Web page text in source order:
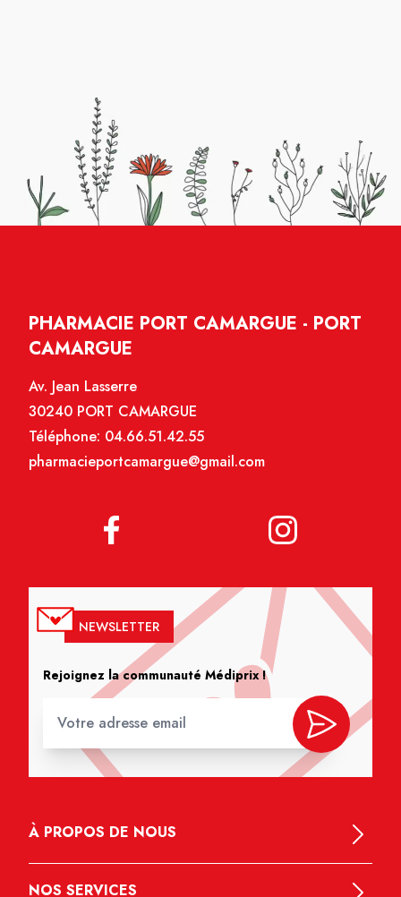
PHARMACIE PORT CAMARGUE - PORT
CAMARGUE
Av. Jean Lasserre
30240 PORT CAMARGUE
Téléphone: 04.66.51.42.55
pharmacieportcamargue@gmail.com
NEWSLETTER
Rejoignez la communauté Médiprix !
À PROPOS DE NOUS
NOS SERVICES